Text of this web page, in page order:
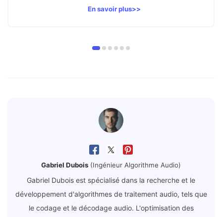
En savoir plus>>
Gabriel Dubois (Ingénieur Algorithme Audio)
Gabriel Dubois est spécialisé dans la recherche et le
développement d'algorithmes de traitement audio, tels que
le codage et le décodage audio. L'optimisation des